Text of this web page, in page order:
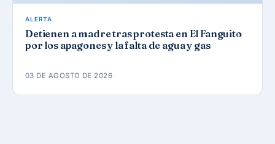
ALERTA
Detienen a madre tras protesta en El Fanguito
por los apagones y la falta de agua y gas
03 DE AGOSTO DE 2026